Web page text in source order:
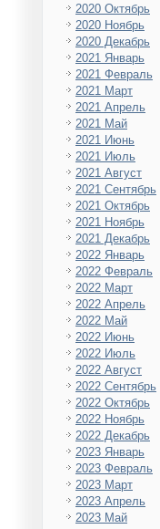
2020 Октябрь
2020 Ноябрь
2020 Декабрь
2021 Январь
2021 Февраль
2021 Март
2021 Апрель
2021 Май
2021 Июнь
2021 Июль
2021 Август
2021 Сентябрь
2021 Октябрь
2021 Ноябрь
2021 Декабрь
2022 Январь
2022 Февраль
2022 Март
2022 Апрель
2022 Май
2022 Июнь
2022 Июль
2022 Август
2022 Сентябрь
2022 Октябрь
2022 Ноябрь
2022 Декабрь
2023 Январь
2023 Февраль
2023 Март
2023 Апрель
2023 Май